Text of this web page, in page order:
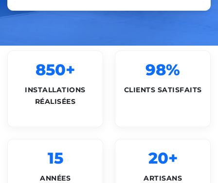
850+
INSTALLATIONS
RÉALISÉES
98%
CLIENTS SATISFAITS
15
ANNÉES
20+
ARTISANS